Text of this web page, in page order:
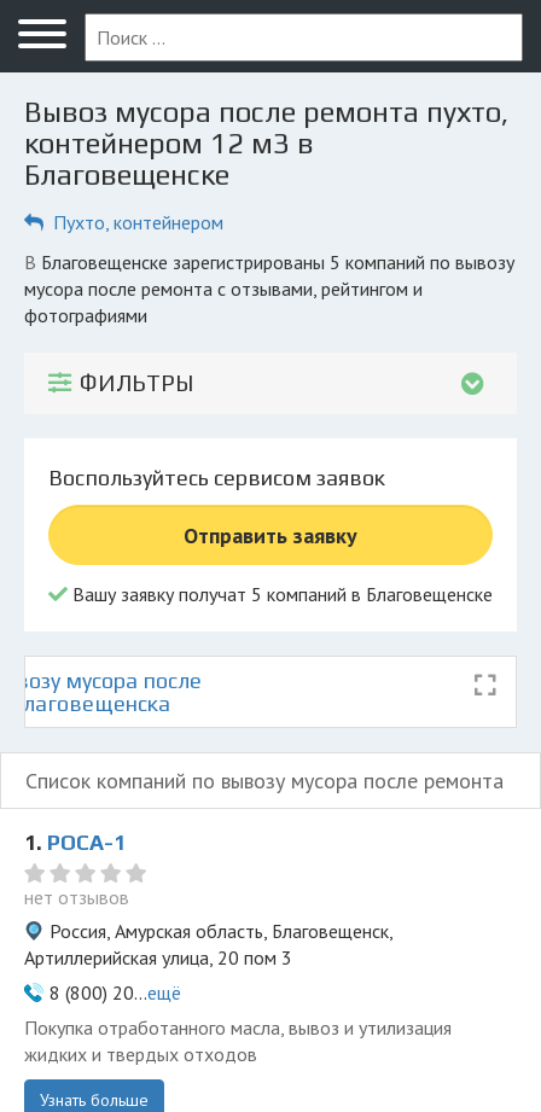
Меню
Главная
Вопрос юристу
Благовещенск
ПОЛЬЗОВАТЕЛЯМ
Компании
Экоблог
Личный кабинет
Вывоз мусора после ремонта пухто,
контейнером 12 м3 в
Благовещенске
Пухто, контейнером
в Благовещенске зарегистрированы 5 компаний по вывозу
мусора после ремонта с отзывами, рейтингом и
фотографиями
ФИЛЬТРЫ
Воспользуйтесь сервисом заявок
Отправить заявку
Вашу заявку получат 5 компаний в Благовещенске
мусора после
Благовещенска
Список компаний по вывозу мусора после ремонта
1. РОСА-1
нет отзывов
Россия, Амурская область, Благовещенск,
Артиллерийская улица, 20 пом 3
8 (800) 20...ещё
Покупка отработанного масла, вывоз и утилизация
жидких и твердых отходов
Узнать больше